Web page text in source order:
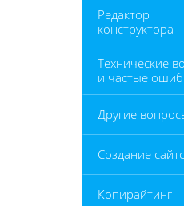
Редактор
конструктора
Технические
и частые
Другие
Создание
Копирайтинг